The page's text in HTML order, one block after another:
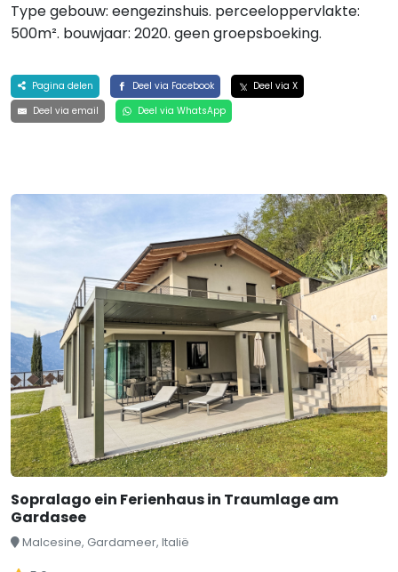
Type gebouw: eengezinshuis. perceeloppervlakte:
500m². bouwjaar: 2020. geen groepsboeking.
Pagina delen Deel via Facebook
Deel via X
Deel via email
Deel via WhatsApp
Sopralago ein Ferienhaus in Traumlage am
Gardasee
Malcesine, Gardameer, Italië